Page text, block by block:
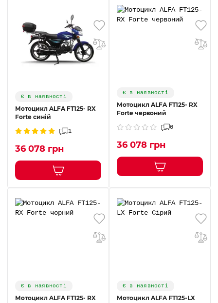
Є в наявності
Мотоцикл ALFA FT125- RX
Forte cинiй
1
36 078 грн
Є в наявності
Мотоцикл ALFA FT125- RX
Forte червоний
0
36 078 грн
Є в наявності
Мотоцикл ALFA FT125- RX
Є в наявності
Мотоцикл ALFA FT125-LX